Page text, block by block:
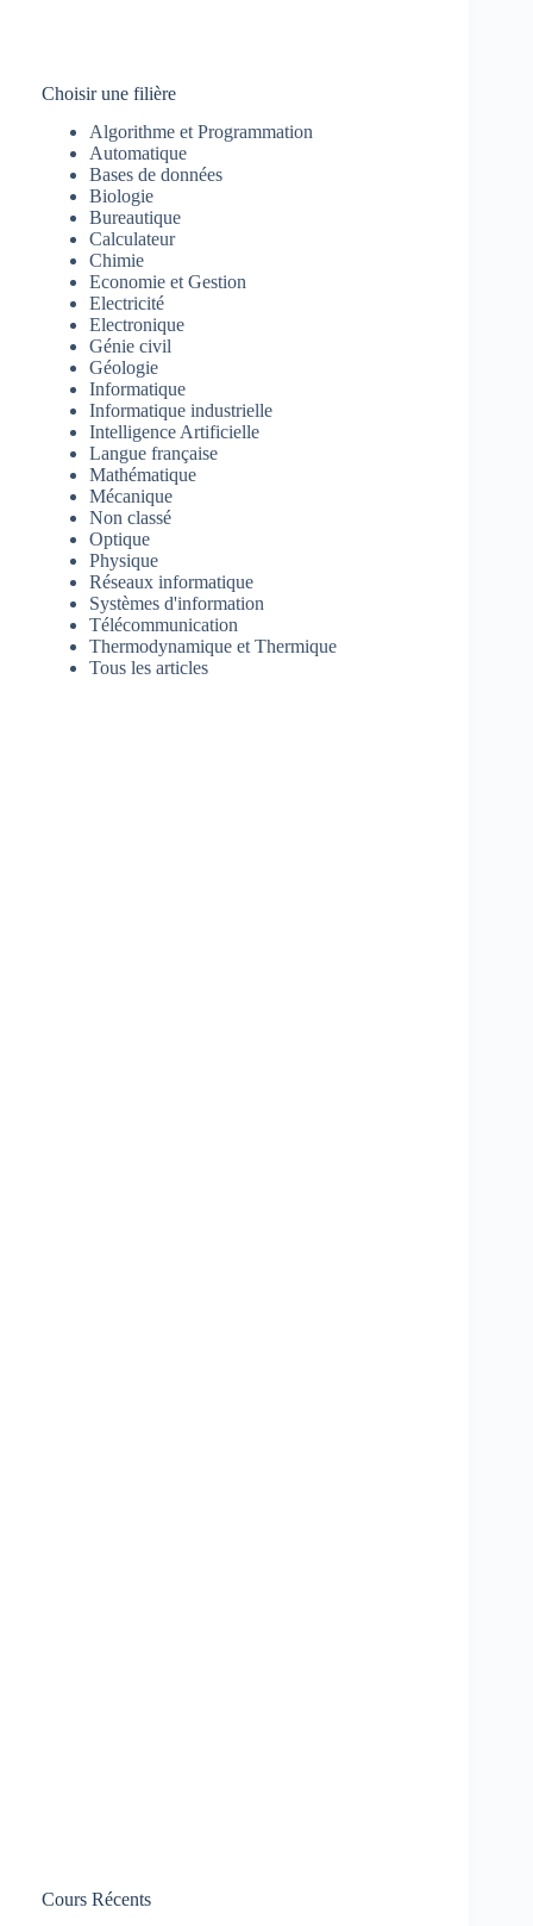
Choisir une filière
Algorithme et Programmation
Automatique
Bases de données
Biologie
Bureautique
Calculateur
Chimie
Economie et Gestion
Electricité
Electronique
Génie civil
Géologie
Informatique
Informatique industrielle
Intelligence Artificielle
Langue française
Mathématique
Mécanique
Non classé
Optique
Physique
Réseaux informatique
Systèmes d'information
Télécommunication
Thermodynamique et Thermique
Tous les articles
Cours Récents